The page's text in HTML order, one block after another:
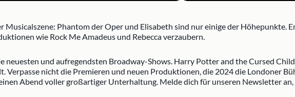
Phantom der Oper und Elisabeth sind nur einige der Höhepunkte.
wie Rock Me Amadeus und Rebecca verzaubern.
neuesten und aufregendsten Broadway-Shows. Harry Potter and the Cursed
Verpasse nicht die Premieren und neuen Produktionen, die 2024 die Londoner
Abend voller großartiger Unterhaltung. Melde dich für unseren Newsletter